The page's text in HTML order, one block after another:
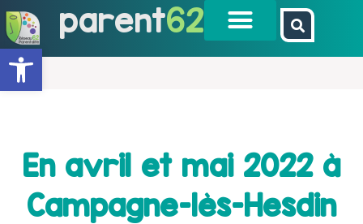
Ouvrir la barre d’outils
parent62
En avril et mai 2022 à
Campagne-lès-Hesdin